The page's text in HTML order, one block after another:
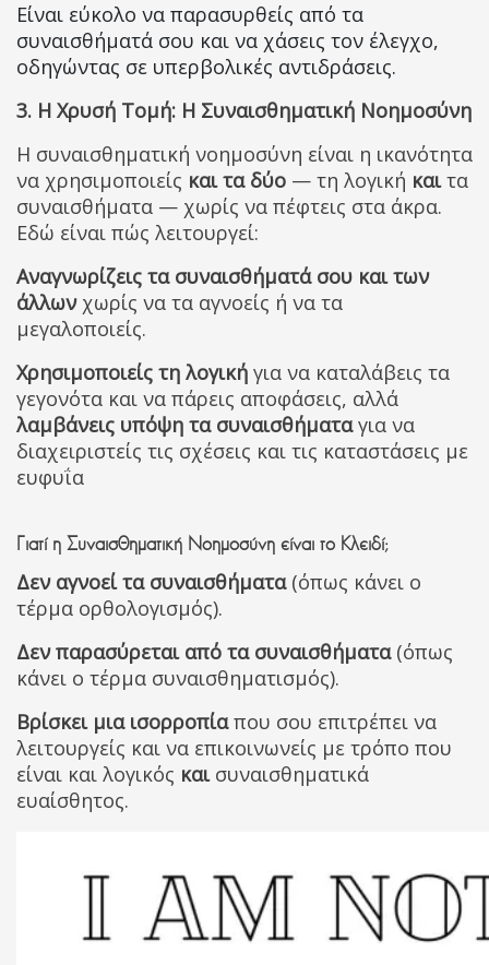
Είναι εύκολο να παρασυρθείς από τα
συναισθήματά σου και να χάσεις τον έλεγχο,
οδηγώντας σε υπερβολικές αντιδράσεις.
3. Η Χρυσή Τομή: Η Συναισθηματική Νοημοσύνη
Η συναισθηματική νοημοσύνη είναι η ικανότητα
να χρησιμοποιείς και τα δύο — τη λογική καιτα
συναισθήματα — χωρίς να πέφτεις στα άκρα.
Εδώ είναι πώς λειτουργεί:
Αναγνωρίζεις τα συναισθήματά σου και των
άλλων χωρίς να τα αγνοείς ή να τα
μεγαλοποιείς.
Χρησιμοποιείς τη λογική για να καταλάβεις τα
γεγονότα και να πάρεις αποφάσεις, αλλά
λαμβάνεις υπόψη τα συναισθήματαγια να
διαχειριστείς τις σχέσεις και τις καταστάσεις με
ευφυΐα
Γιατί η Συναισθηματική Νοημοσύνη είναι το Κλειδί;
Δεν αγνοεί τα συναισθήματα (όπως κάνει ο
τέρμα ορθολογισμός).
Δεν παρασύρεται από τα συναισθήματα (όπως
κάνει ο τέρμα συναισθηματισμός).
Βρίσκει μια ισορροπίαπου σου επιτρέπει να
λειτουργείς και να επικοινωνείς με τρόπο που
είναι και λογικός και συναισθηματικά
ευαίσθητος.